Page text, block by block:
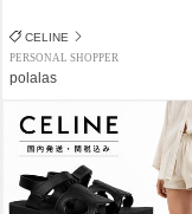
CELINE
PERSONAL SHOPPER
polalas